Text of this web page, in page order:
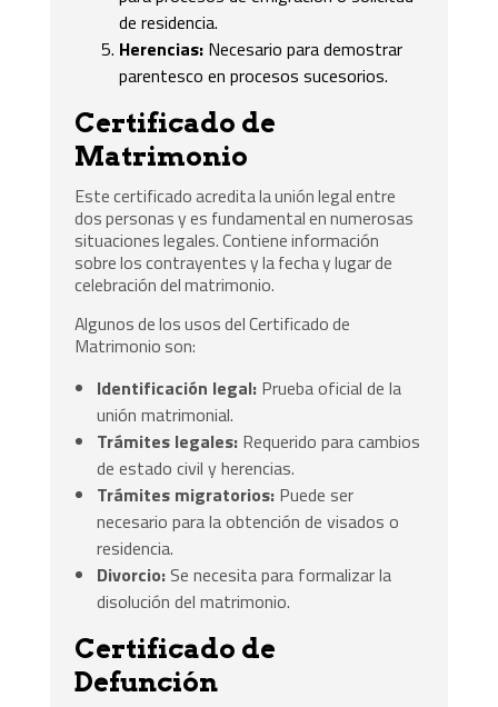
de residencia.
Herencias: Necesario para demostrar
parentesco en procesos sucesorios.
Certificado de
Matrimonio
Este certificado acredita la unión legal entre
dos personas y es fundamental en numerosas
situaciones legales. Contiene información
sobre los contrayentes y la fecha y lugar de
celebración del matrimonio.
Algunos de los usos del Certificado de
Matrimonio son:
Identificación legal: Prueba oficial de la
unión matrimonial.
Trámites legales: Requerido para cambios
de estado civil y herencias.
Trámites migratorios: Puede ser
necesario para la obtención de visados o
residencia.
Divorcio: Se necesita para formalizar la
disolución del matrimonio.
Certificado de
Defunción